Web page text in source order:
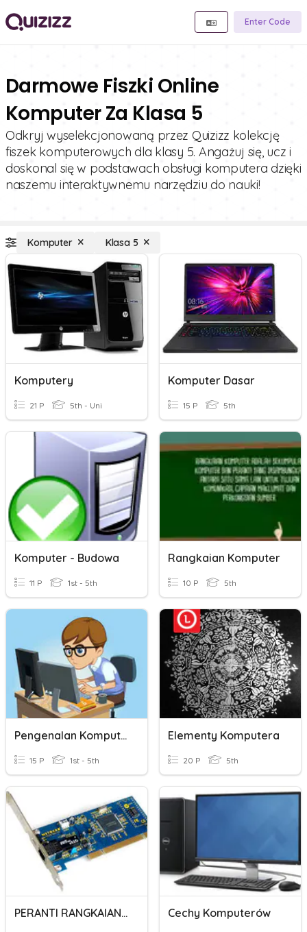
Enter Code
Darmowe Fiszki Online
Komputer Za Klasa 5
Odkryj wyselekcjonowaną przez Quizizz kolekcję
fiszek komputerowych dla klasy 5. Angażuj się, ucz i
doskonal się w podstawach obsługi komputera dzięki
naszemu interaktywnemu narzędziu do nauki!
Komputer Klasa 5
Komputery
21 P 5th - Uni
Komputer Dasar
15 P 5th
Komputer - Budowa
11 P 1st - 5th
Rangkaian Komputer
10 P 5th
Pengenalan Komputer
15 P 1st - 5th
Elementy Komputera
20 P 5th
PERANTI RANGKAIAN KOMPUTER Cechy Komputerów